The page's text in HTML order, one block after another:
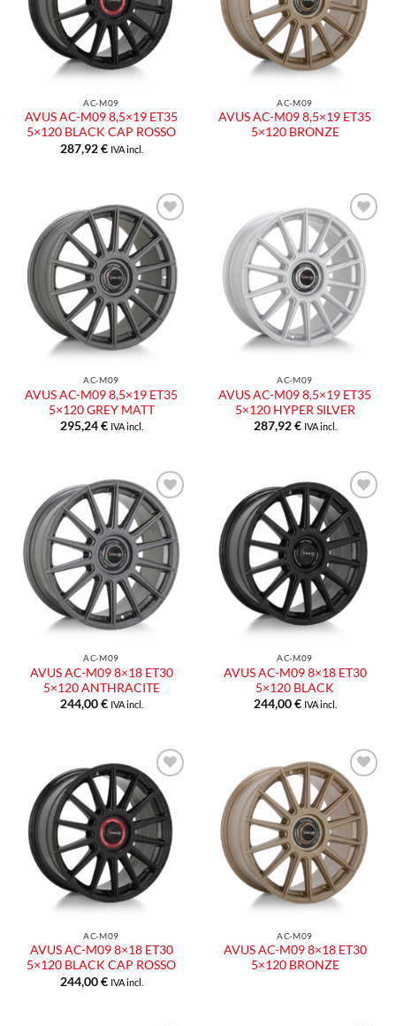
AC-M09
AVUS AC-M09 8,5×19 ET35
5×120 BLACK CAP ROSSO
287,92€ IVA incl.
AC-M09
AVUS AC-M09 8,5×19 ET35
5×120 BRONZE
Aggiungi
alla lista
dei
desideri
AC-M09
AVUS AC-M09 8,5×19 ET35
5×120 GREY MATT
295,24€ IVA incl.
Aggiungi
alla lista
dei
desideri
AC-M09
AVUS AC-M09 8,5×19 ET35
5×120 HYPER SILVER
287,92€ IVA incl.
Aggiungi
alla lista
dei
desideri
AC-M09
AVUS AC-M09 8×18 ET30
5×120 ANTHRACITE
244,00€ IVA incl.
Aggiungi
alla lista
dei
desideri
AC-M09
AVUS AC-M09 8×18 ET30
5×120 BLACK
244,00€ IVA incl.
Aggiungi
alla lista
dei
desideri
AC-M09
AVUS AC-M09 8×18 ET30
5×120 BLACK CAP ROSSO
244,00€ IVA incl.
Aggiungi
alla lista
dei
desideri
AC-M09
AVUS AC-M09 8×18 ET30
5×120 BRONZE